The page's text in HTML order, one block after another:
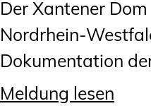
Der Xantener
Nordrhein-
Dokumentation
Meldung lesen